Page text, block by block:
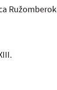
Ružomberok